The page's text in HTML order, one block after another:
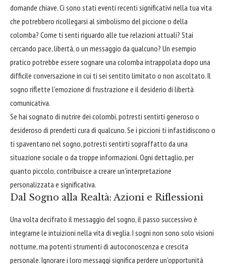
domande chiave. Ci sono stati eventi recenti significativi nella tua vita
che potrebbero ricollegarsi al simbolismo del piccione o della
colomba? Come ti senti riguardo alle tue relazioni attuali? Stai
cercando pace, libertà, o un messaggio da qualcuno? Un esempio
pratico potrebbe essere sognare una colomba intrappolata dopo una
difficile conversazione in cui ti sei sentito limitato o non ascoltato. Il
sogno riflette l'emozione di frustrazione e il desiderio di libertà
comunicativa.
Se hai sognato di nutrire dei colombi, potresti sentirti generoso o
desideroso di prenderti cura di qualcuno. Se i piccioni ti infastidiscono o
ti spaventano nel sogno, potresti sentirti sopraffatto da una
situazione sociale o da troppe informazioni. Ogni dettaglio, per
quanto piccolo, contribuisce a creare un'interpretazione
personalizzata e significativa.
Dal Sogno alla Realtà: Azioni e Riflessioni
Una volta decifrato il messaggio del sogno, il passo successivo è
integrarne le intuizioni nella vita di veglia. I sogni non sono solo visioni
notturne, ma potenti strumenti di autoconoscenza e crescita
personale. Ignorare i loro messaggi significa perdere un'opportunità